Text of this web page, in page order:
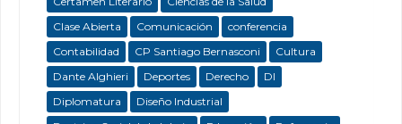
Clase Abierta
Comunicación
conferencia
Contabilidad
CP Santiago Bernasconi
Cultura
Dante Alghieri
Deportes Derecho
DI
Diplomatura
Diseño Industrial